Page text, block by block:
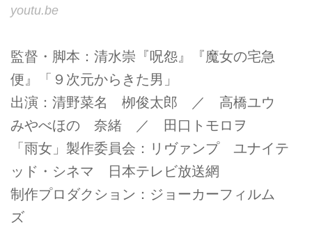
youtu.be
監督・脚本：清水崇『呪怨』『魔女の宅急
便』「９次元からきた男」
出演：清野菜名 栁俊太郎 ／ 高橋ユウ
みやべほの 奈緒 ／ 田口トモロヲ
「雨女」製作委員会：リヴァンプ ユナイテ
ッド・シネマ 日本テレビ放送網
制作プロダクション：ジョーカーフィルム
ズ